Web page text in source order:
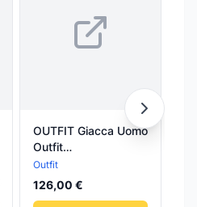
OUTFIT Giacca Uomo
Outfit
S2S5CT00M011
Outfit
126,00 €